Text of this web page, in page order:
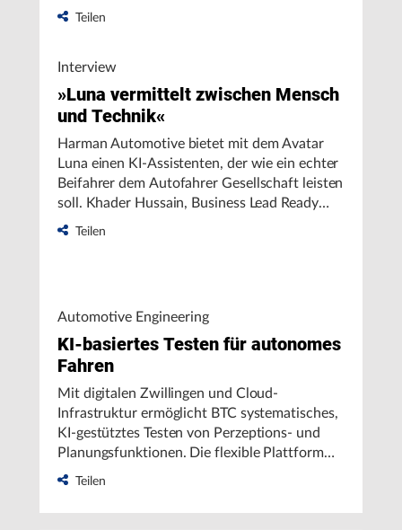
ermöglicht. Valeo setzt das System erfolgreich
definierten Fahrzeugarchitekturen ein.
Teilen
Interview
»Luna vermittelt zwischen Mensch
und Technik«
Harman Automotive bietet mit dem Avatar
Luna einen KI-Assistenten, der wie ein echter
Beifahrer dem Autofahrer Gesellschaft leisten
soll. Khader Hussain, Business Lead Ready
Vision bei Harman, erklärt im Interview mit
Teilen
Automotive Engineering
KI-basiertes Testen für autonomes
Fahren
Mit digitalen Zwillingen und Cloud-
Infrastruktur ermöglicht BTC systematisches,
KI-gestütztes Testen von Perzeptions- und
Planungsfunktionen. Die flexible Plattform
optimiert die Sensor-/Aktuatorabstimmung
Teilen